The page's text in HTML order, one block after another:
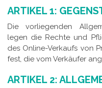
ARTIKEL 1:
Die vorliegenden
legen die Rechte und
des Online-Verkaufs von
fest, die vom Verkäufer
ARTIKEL 2: